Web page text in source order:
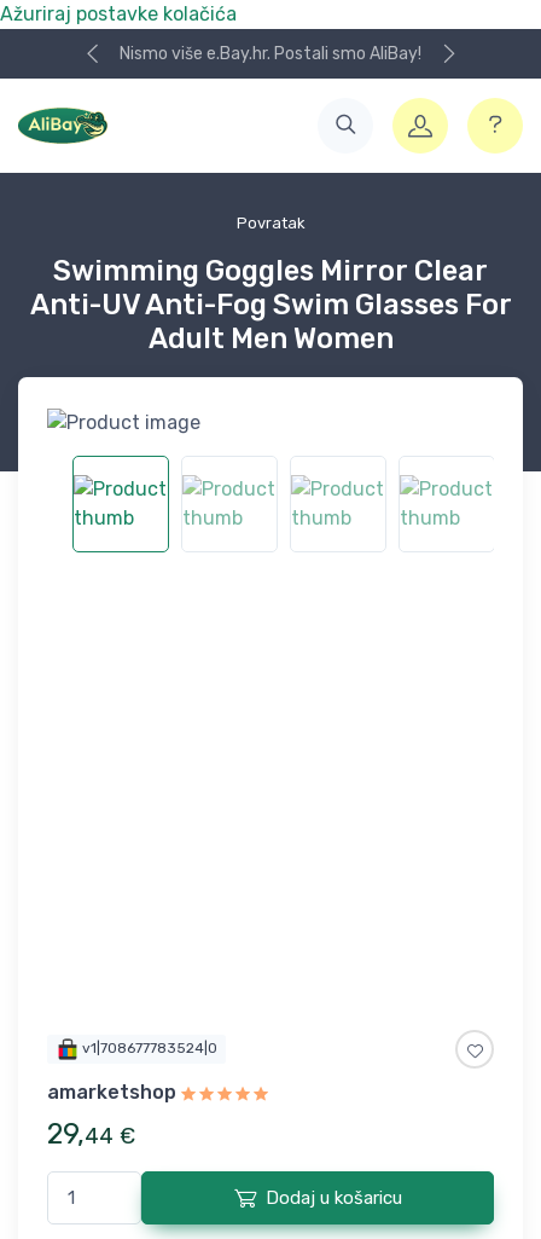
Ažuriraj postavke kolačića
Nismo više e.Bay.hr. Postali smo AliBay!
Povratak
Swimming Goggles Mirror Clear
Anti-UV Anti-Fog Swim Glasses For
Adult Men Women
v1|708677783524|0
amarketshop
29,44 €
Dodaj u košaricu